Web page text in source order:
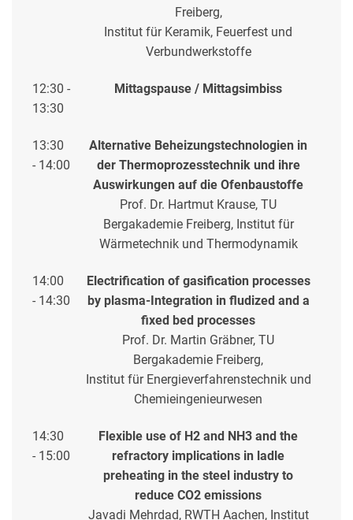
Freiberg,
Institut für Keramik, Feuerfest und
Verbundwerkstoffe
12:30 -
13:30
Mittagspause / Mittagsimbiss
13:30
- 14:00
Alternative Beheizungstechnologien in
der Thermoprozesstechnik und ihre
Auswirkungen auf die Ofenbaustoffe
Prof. Dr. Hartmut Krause, TU
Bergakademie Freiberg, Institut für
Wärmetechnik und Thermodynamik
14:00
- 14:30
Electrification of gasification processes
by plasma-Integration in fludized and a
fixed bed processes
Prof. Dr. Martin Gräbner, TU
Bergakademie Freiberg,
Institut für Energieverfahrenstechnik und
Chemieingenieurwesen
14:30
- 15:00
Flexible use of H2 and NH3 and the
refractory implications in ladle
preheating in the steel industry to
reduce CO2 emissions
Javadi Mehrdad, RWTH Aachen, Institut